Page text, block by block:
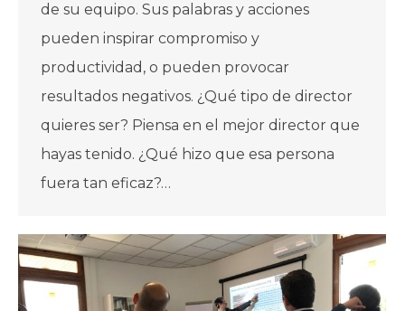
de su equipo. Sus palabras y acciones
pueden inspirar compromiso y
productividad, o pueden provocar
resultados negativos. ¿Qué tipo de director
quieres ser? Piensa en el mejor director que
hayas tenido. ¿Qué hizo que esa persona
fuera tan eficaz?…